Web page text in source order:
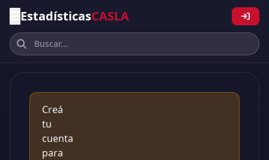
EstadísticasCASLA
Creá
tu
cuenta
para